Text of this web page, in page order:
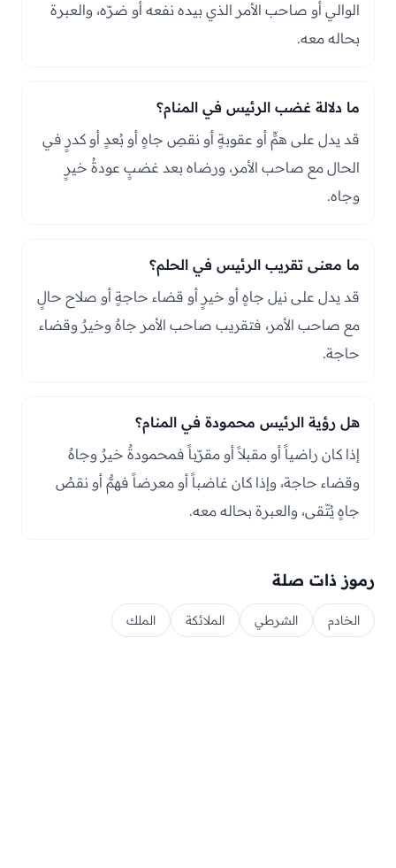
الوالي أو صاحب الأمر الذي بيده نفعه أو ضرّه، والعبرة
بحاله معه.
ما دلالة غضب الرئيس في المنام؟
قد يدل على همٍّ أو عقوبةٍ أو نقصِ جاهٍ أو بُعدٍ أو كدرٍ في
الحال مع صاحب الأمر، ورضاه بعد غضبٍ عودةُ خيرٍ
وجاه.
ما معنى تقريب الرئيس في الحلم؟
قد يدل على نيل جاهٍ أو خيرٍ أو قضاء حاجةٍ أو صلاح حالٍ
مع صاحب الأمر، فتقريب صاحب الأمر جاهٌ وخيرٌ وقضاء
حاجة.
هل رؤية الرئيس محمودة في المنام؟
إذا كان راضياً أو مقبلاً أو مقرّباً فمحمودةٌ خيرٌ وجاهٌ
وقضاء حاجة، وإذا كان غاضباً أو معرضاً فهمٌّ أو نقصُ
جاهٍ يُتّقى، والعبرة بحاله معه.
رموز ذات صلة
الخادم الشرطي الملائكة الملك